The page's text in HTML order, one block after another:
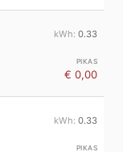
0.33
€ 0,00
0.33